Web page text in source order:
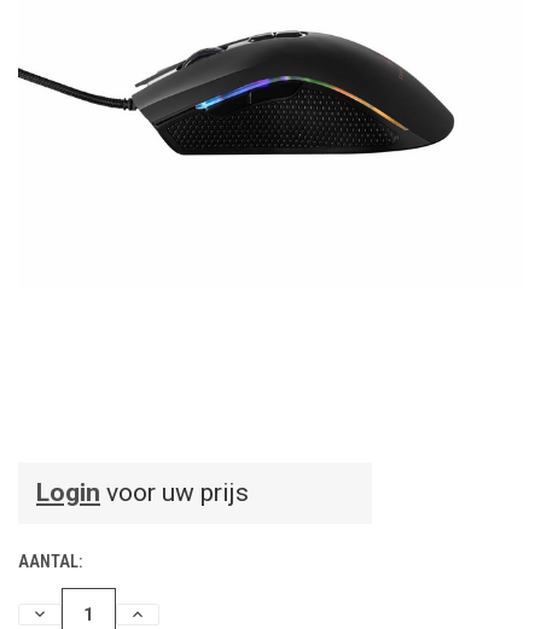
Login voor uw prijs
AANTAL:
HOEVEELHEIDHOEVEELHEID